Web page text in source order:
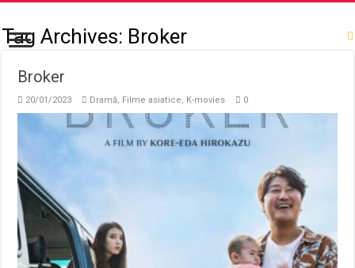
Tag Archives: Broker
Broker
20/01/2023 Dramă, Filme asiatice, K-movies 0